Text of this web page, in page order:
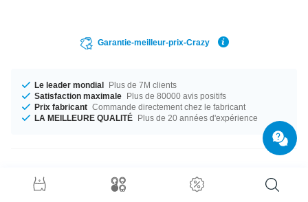
Garantie-meilleur-prix-Crazy
Le leader mondial Plus de 7M clients
Satisfaction maximale Plus de 80000 avis positifs
Prix fabricant Commande directement chez le fabricant
LA MEILLEURE QUALITÉ Plus de 20 années d'expérience
Détails produit